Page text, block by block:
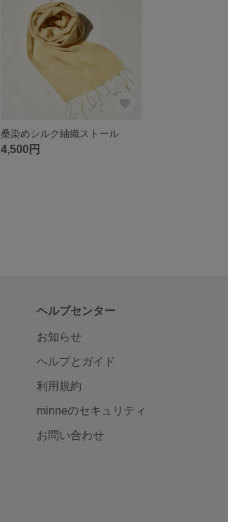
桑染めシルク紬織ストール
4,500円
ヘルプセンター
お知らせ
ヘルプとガイド
利用規約
minneのセキュリティ
お問い合わせ